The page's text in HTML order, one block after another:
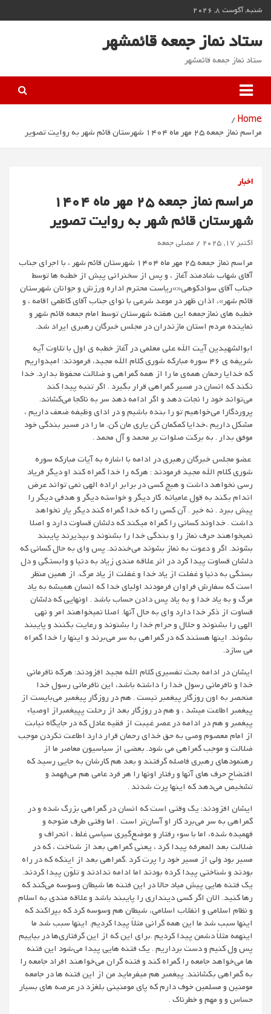
Skip
to
content
شنبه, آگوست 8, 2026
ستاد نماز جمعه قائمشهر
ستاد نماز جمعه قائمشهر
Home
مراسم نماز جمعه 25 مهر ماه 1404 شهرستان قائم شهر به روایت تصویر
اخبار
مراسم نماز جمعه 25 مهر ماه 1404
شهرستان قائم شهر به روایت تصویر
اکتبر 17, 2025 مصلی جمعه
مراسم نماز جمعه 25 مهر ماه 1404 شهرستان قائم شهر ، با اجرای جناب
آقای شهاب شادمند آغاز ، و پس از سخنرانی پیش از خطبه ها توسط
جناب آقای سوادکوهی«»ریاست محترم اداره ورزش و جوانان شهرستان
قائم شهر»، اذان ظهر در موعد شرعی با نوای جناب آقای کاظمی اقامه ، و
خطبه های نمازجمعه این هفته شهرستان توسط امام جمعه قائم شهر و
نماینده مردم استان مازندران در مجلس خبرگان رهبری ایراد شد.
ابوالشهیدین آیت الله علی معلمی در آغاز خطبه ی اول با تلاوت آیه
شریفه ی 46 سوره مبارکه شوری کلام الله مجید، فرمودند: امیدواریم
که خدایا رحمان همه‌ی ما را از همه گمراهی و ضلالت محفوظ بدارد. خدا
نکند که انسان در مسیر گمراهی قرار بگیرد . اگر تنبه پیدا کند
می‌تواند خود را نجات دهد و اگر ادامه دهد سر به ناکجا می‌کشاند.
پروردگارا می‌خواهیم تو را بنده باشیم و در ادای وظیفه ضعف داریم ،
مشکل داریم ،خدایا کمکمان کن یاری مان کن. ما را در مسیر بندگی خود
موفق بدار . به برکت صلوات بر محمد و آل محمد .
عضو مجلس خبرگان رهبری در ادامه با اشاره به آیات مبارکه سوره
شوری کلام الله مجید فرمودند : هرکه را خدا گمراه کند او دیگر فریاد
رسی نخواهد داشت و هیچ کسی در برابر اراده الهی نمی تواند عرض
اندام بکند به قول عامیانه. کار دیگر و خواسته دیگر و هدفی دیگر را
پیش ببرد . نه خیر . آن کسی را که خدا گمراه کند دیگر یار نخواهد
داشت . خداوند کسانی را گمراه میکند که دلشان قساوت دارد و اصلا
نمیخواهند حرف نماز را و بندگی خدا را بشنوند و بپذیرند پایبند
بشوند. اگر و دعوت به نماز بشوند می‌خندند. پس وای به حال کسانی که
دلشان قساوت پیدا کرد در اثر علاقه مندی زیاد به دنیا و وابستگی و دل
بستگی به دنیا و غفلت از یاد خدا و غفلت از یاد مرگ. از همین منظر
است که سفارش فراوان فرمودند اولیای خدا که انسان همیشه به یاد
مرگ و به یاد خدا و به یاد پس دادن حساب باشد . اونهایی که دلشان
قساوت از ذکر خدا دارد وای به حال آنها. اصلا نمیخواهند امر و نهی
الهی را بشنوند و حلال و حرام خدا را بشنوند و رعایت بکنند و پایبند
بشوند. اینها هستند که در گمراهی به سر می‌برند و اینها را خدا گمراه
می سازد.
ایشان در ادامه بحث تفسیری کلام الله مجید افزودند: هرکه نافرمانی
خدا و نافرمانی رسول خدا را داشته باشد، این نافرمانی رسول خدا
منحصر به اون روزگار پیغمبر نیست . هم در روزگار پیغمبر می‌بایست از
پیغمبر اطاعت میشد ، و هم در روزگار بعد از رحلت پپیغمبراز اوصیاء
پیغمبر و هم در ادامه در عصر غیبت از فقیه عادل که در جایگاه نیابت
از امام معصوم وصی به حق خدای رحمان قرار دارد اطاعت نکردن موجب
ضلالت و موجب گمراهی می شود. بعضی از سیاسیون معاصر ما از
رهنمودهای رهبری فاصله گرفتند و بعد هم کارشان به جایی رسید که
افتضاح حرف های آنها و رفتار اونها را هر فرد عامی هم می‌فهمد و
تشخیص می‌دهد که اینها پرت شدند .
ایشان افزودند: یک وقتی است که انسان در گمراهی بزرگ شده و در
گمراهی به سر می‌برد کار او آسان‌تر است . اما وقتی طرف متوجه و
فهمیده شده، اما با سوء رفتار و موضع‌گیری سیاسی غلط ، انحراف و
ضلالت بعد المعرفه پیدا کرد ، یعنی گمراهی بعد از شناخت ، که در
مسیر بود ولی از مسیر خود را پرت کرد .گمراهی بعد از اینکه که در راه
بودند و شناختی پیدا کرده بودند اما ادامه ندادند و تلوّن پیدا کردند.
یک فتنه هایی پیش میاد حالا در این فتنه ها شیطان وسوسه می‌کند که
رها کنید. الان اگر کسی دینداری را پایبند باشد و علاقه مندی به اسلام
و نظام اسلامی و انقلاب اسلامی، شیطان هم وسوسه کرد که بپراکند که
اینها سبب شد ما این همه گرانی مثلاً پیدا کردیم. اینها سبب شد ما
اینهمه مثلاً دشمن پیدا کردیم .برای این که از این گرفتاری‌ها در بیاییم
پس ول کنیم و دست برداریم . یک فتنه هایی پیدا می‌شود این فتنه
ها می‌خواهد جامعه را گمراه کند و فتنه گران می‌خواهند افراد جامعه را
به گمراهی بکشانند. پیغمبر هم میفرماید من از این فتنه ها در جامعه
مومنین و مسلمین خوف دارم که پای مومنینی بلغزد در عرصه های بسیار
حساس و و مهم و خطرناک .